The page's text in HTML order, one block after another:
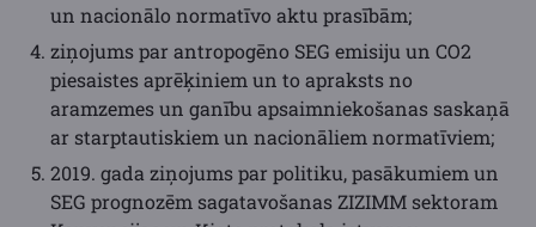
un nacionālo normatīvo aktu prasībām;
ziņojums par antropogēno SEG emisiju un CO2
piesaistes aprēķiniem un to apraksts no
aramzemes un ganību apsaimniekošanas saskaņā
ar starptautiskiem un nacionāliem normatīviem;
2019. gada ziņojums par politiku, pasākumiem un
SEG prognozēm sagatavošanas ZIZIMM sektoram